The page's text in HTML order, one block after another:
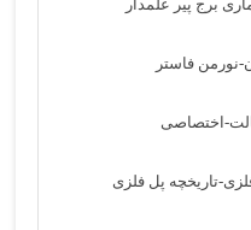
برج پیر علمدار
اختصاصی
تاریخچه پل فلزی